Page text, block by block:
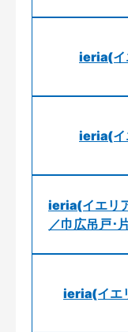
ieria(イ
ieria(イ
ieria(イエリ
／巾広吊戸･
ieria(イエ